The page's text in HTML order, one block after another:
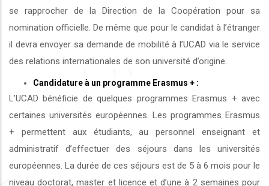
se rapprocher de la Direction de la Coopération pour sa
nomination officielle. De même que pour le candidat à l’étranger
il devra envoyer sa demande de mobilité à l’UCAD via le service
des relations internationales de son université d’origine.
Candidature à un programme Erasmus + :
L’UCAD bénéficie de quelques programmes Erasmus + avec
certaines universités européennes. Les programmes Erasmus
+ permettent aux étudiants, au personnel enseignant et
administratif d’effectuer des séjours dans les universités
européennes. La durée de ces séjours est de 5 à 6 mois pour le
niveau doctorat, master et licence et d’une à 2 semaines pour